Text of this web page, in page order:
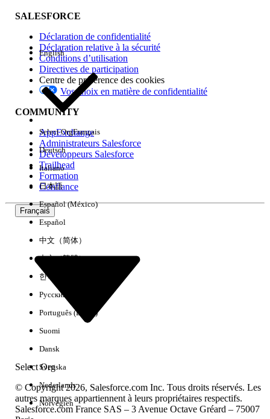
Impact des fonctionnalités
Edition
Expérience
Aucun résultat
SALESFORCE
Déclaration de confidentialité
Déclaration relative à la sécurité
Conditions d’utilisation
Directives de participation
Centre de préférence des cookies
Vos choix en matière de confidentialité
COMMUNITY
AppExchange
Administrateurs Salesforce
Développeurs Salesforce
Trailhead
Formation
Confiance
Français
Select Org
English
Select OrgFrançais
Deutsch
Italiano
日本語
Español (México)
Español
中文（简体）
中文（繁體）
한국어
Русский
Português (Brasil)
Suomi
Dansk
Svenska
Nederlands
Norvégien
© Copyright 2026, Salesforce.com Inc. Tous droits réservés. Les
autres marques appartiennent à leurs propriétaires respectifs.
Salesforce.com France SAS – 3 Avenue Octave Gréard – 75007